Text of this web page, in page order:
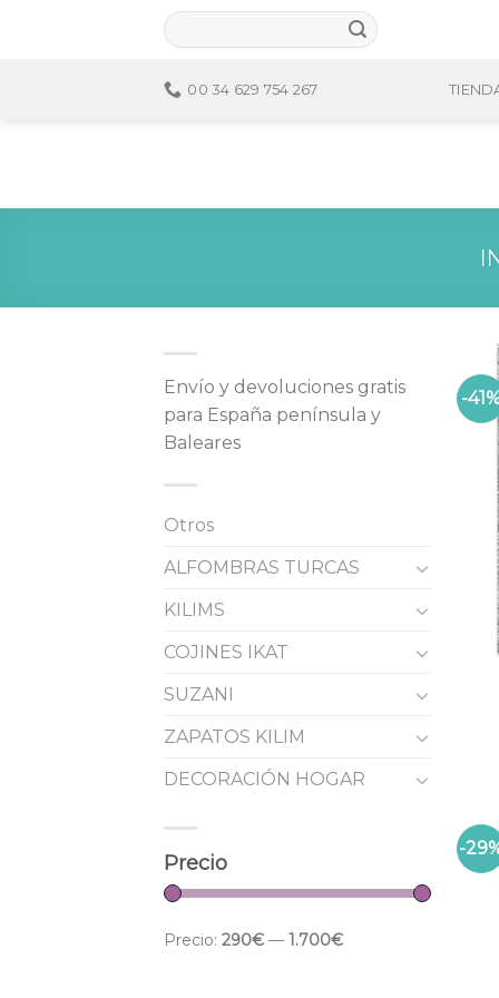
00 34 629 754 267
Envío y devoluciones gratis
para España península y
Baleares
Otros
ALFOMBRAS TURCAS
KILIMS
COJINES IKAT
SUZANI
ZAPATOS KILIM
DECORACIÓN HOGAR
Precio
Precio: 290€ — 1.700€
-
-